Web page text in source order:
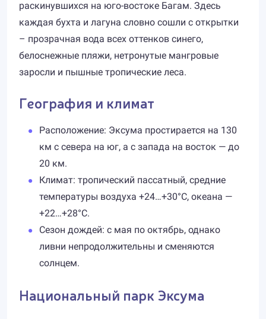
раскинувшихся на юго-востоке Багам. Здесь
каждая бухта и лагуна словно сошли с открытки
– прозрачная вода всех оттенков синего,
белоснежные пляжи, нетронутые мангровые
заросли и пышные тропические леса.
География и климат
Расположение: Эксума простирается на 130
км с севера на юг, а с запада на восток — до
20 км.
Климат: тропический пассатный, средние
температуры воздуха +24…+30°C, океана —
+22…+28°C.
Сезон дождей: с мая по октябрь, однако
ливни непродолжительны и сменяются
солнцем.
Национальный парк Эксума